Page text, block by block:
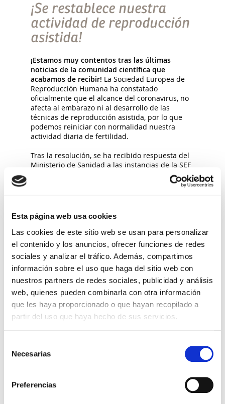
Esta página web usa cookies
Las cookies de este sitio web se usan para personalizar
el contenido y los anuncios, ofrecer funciones de redes
sociales y analizar el tráfico. Además, compartimos
información sobre el uso que haga del sitio web con
nuestros partners de redes sociales, publicidad y análisis
web, quienes pueden combinarla con otra información
que les haya proporcionado o que hayan recopilado a
partir del uso que haya hecho de sus servicios.
Necesarias
Preferencias
¡Se restablece nuestra
actividad de reproducción
asistida!
¡Estamos muy contentos tras las últimas
noticias de la comunidad científica que
acabamos de recibir! La Sociedad Europea de
Reproducción Humana ha constatado
oficialmente que el alcance del coronavirus, no
afecta al embarazo ni al desarrollo de las
técnicas de reproducción asistida, por lo que
podemos reiniciar con normalidad nuestra
actividad diaria de fertilidad.
Tras la resolución, se ha recibido respuesta del
Ministerio de Sanidad a las instancias de la SEF
(sociedad española de fertilidad) y ASEBIR
reproducción) a la solicitud de poder volver a
reproductiva.
Por ello,desde hoy, iniciaremos poco a poco a
restablecer la normalidad tan deseada también
en los ciclos de fertilidad, pero siempre desde la
prudencia y manteniendo todos los controles
necesarios para preservar la salud de nuestras
pacientes y compañeros de trabajo.
Estos protocolos de control –que afectan tanto a
nuestras pacientes y trabajadores, como a cada
proceso médico y asistencial -se deberán de